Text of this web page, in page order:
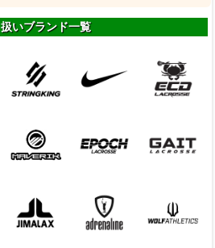
いブランド一覧